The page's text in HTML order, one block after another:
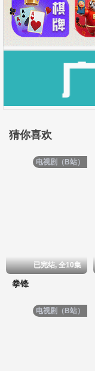
猜你喜欢
电视剧（B站）
已完结, 全10集
拳锋
电视剧（B站）